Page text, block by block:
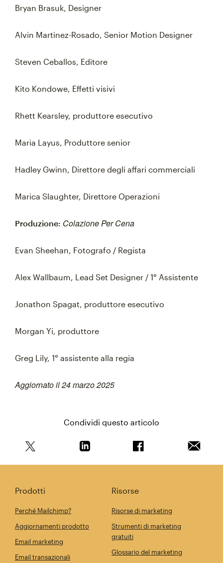
Bryan Brasuk, Designer
Alvin Martinez-Rosado, Senior Motion Designer
Steven Ceballos, Editore
Kito Kondowe, Effetti visivi
Rhett Kearsley, produttore esecutivo
Maria Layus, Produttore senior
Hadley Gwinn, Direttore degli affari commerciali
Marica Slaughter, Direttore Operazioni
Produzione: Colazione Per Cena
Evan Sheehan, Fotografo / Regista
Alex Wallbaum, Lead Set Designer / 1° Assistente
Jonathon Spagat, produttore esecutivo
Morgan Yi, produttore
Greg Lily, 1° assistente alla regia
Aggiornato il 24 marzo 2025
Condividi questo articolo
Prodotti
Perché Mailchimp?
Aggiornamenti prodotto
Email marketing
Email transazionali
Risorse
Risorse di marketing
Strumenti di marketing
gratuiti
Glossario del marketing